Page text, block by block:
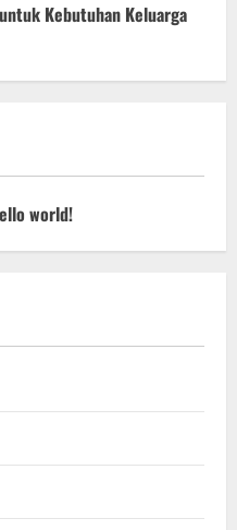
Kebutuhan Keluarga
world!